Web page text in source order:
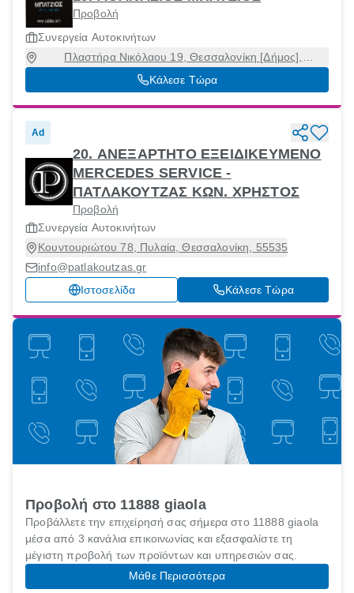
Προβολή
Συνεργεία Αυτοκινήτων
Πλαστήρα Νικόλαου 19, Θεσσαλονίκη [Δήμος],
Θεσσαλονίκη, 54250
Κάλεσε Τώρα
Ad
20. ΑΝΕΞΑΡΤΗΤΟ ΕΞΕΙΔΙΚΕΥΜΕΝΟ
MERCEDES SERVICE -
ΠΑΤΛΑΚΟΥΤΖΑΣ ΚΩΝ. ΧΡΗΣΤΟΣ
Προβολή
Συνεργεία Αυτοκινήτων
Κουντουριώτου 78, Πυλαία, Θεσσαλονίκη, 55535
info@patlakoutzas.gr
Ιστοσελίδα
Κάλεσε Τώρα
Προβολή στο 11888 giaola
Προβάλλετε την επιχείρησή σας σήμερα στο 11888 giaola
μέσα από 3 κανάλια επικοινωνίας και εξασφαλίστε τη
μέγιστη προβολή των προϊόντων και υπηρεσιών σας.
Μάθε Περισσότερα